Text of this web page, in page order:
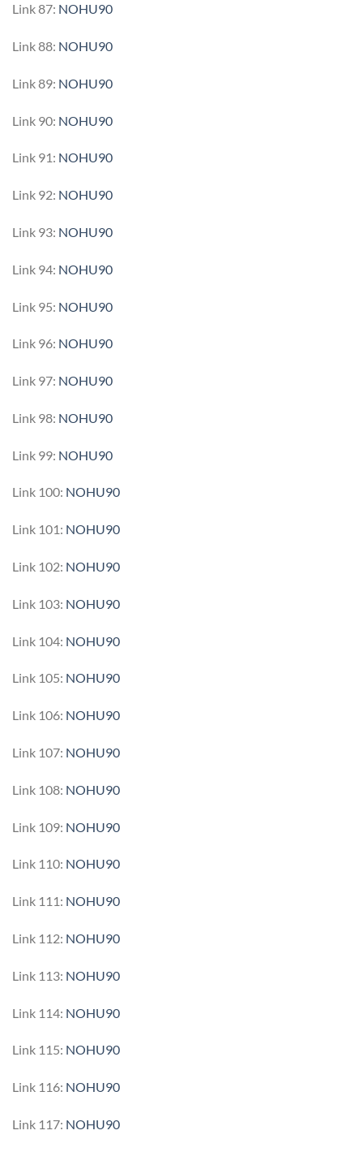
Link 87: NOHU90
Link 88: NOHU90
Link 89: NOHU90
Link 90: NOHU90
Link 91: NOHU90
Link 92: NOHU90
Link 93: NOHU90
Link 94: NOHU90
Link 95: NOHU90
Link 96: NOHU90
Link 97: NOHU90
Link 98: NOHU90
Link 99: NOHU90
Link 100: NOHU90
Link 101: NOHU90
Link 102: NOHU90
Link 103: NOHU90
Link 104: NOHU90
Link 105: NOHU90
Link 106: NOHU90
Link 107: NOHU90
Link 108: NOHU90
Link 109: NOHU90
Link 110: NOHU90
Link 111: NOHU90
Link 112: NOHU90
Link 113: NOHU90
Link 114: NOHU90
Link 115: NOHU90
Link 116: NOHU90
Link 117: NOHU90